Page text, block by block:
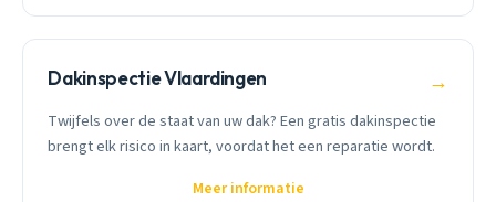
Dakinspectie Vlaardingen →
Twijfels over de staat van uw dak? Een gratis dakinspectie
brengt elk risico in kaart, voordat het een reparatie wordt.
Meer informatie